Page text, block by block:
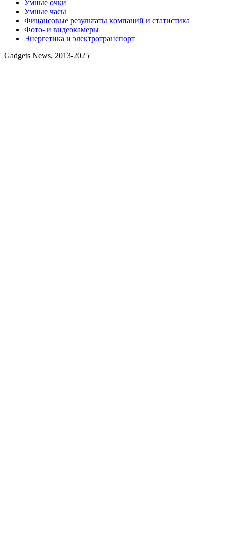
Умные очки
Умные часы
Финансовые результаты компаний и статистика
Фото- и видеокамеры
Энергетика и электротранспорт
Gadgets News, 2013-2025